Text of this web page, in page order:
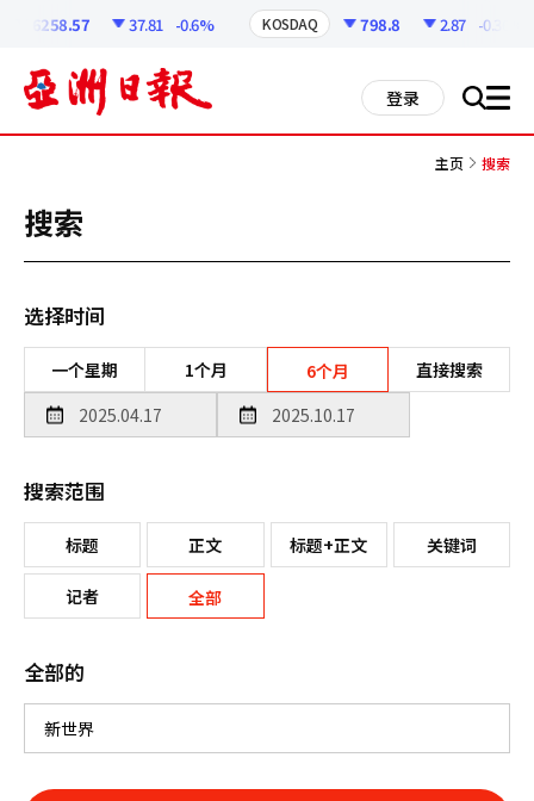
6258.57 37.81 -0.6% KOSDAQ 798.8 2.87 -0.36%
登录 搜 all
主页 搜索
搜索
选择时间
一个星期 1个月 6个月 直接搜索
搜索范围
标题 正文 标题+正文 关键词
记者 全部
全部的